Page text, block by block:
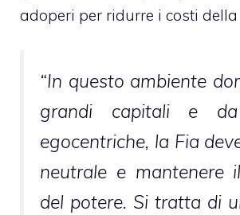
adoperi per ridurre i costi della
“In questo ambiente
grandi capitali e da
egocentriche, la Fia
neutrale e mantenere
del potere. Si tratta di